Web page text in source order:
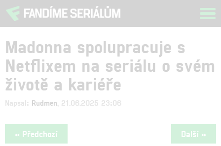
Madonna spolupracuje s
Netflixem na seriálu o svém
životě a kariéře
Napsal: Rudmen , 21.06.2025 23:06
« Předchozí Další »